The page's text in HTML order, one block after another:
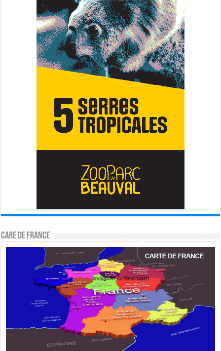
CARE DE FRANCE